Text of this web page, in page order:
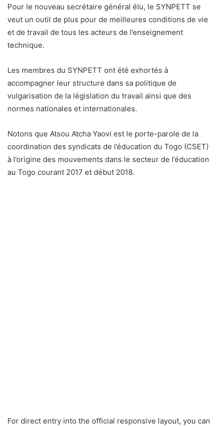
Pour le nouveau secrétaire général élu, le SYNPETT se
veut un outil de plus pour de meilleures conditions de vie
et de travail de tous les acteurs de l’enseignement
technique.
Les membres du SYNPETT ont été exhortés à
accompagner leur structure dans sa politique de
vulgarisation de la législation du travail ainsi que des
normes nationales et internationales.
Notons que Atsou Atcha Yaovi est le porte-parole de la
coordination des syndicats de l’éducation du Togo (CSET)
à l’origine des mouvements dans le secteur de l’éducation
au Togo courant 2017 et début 2018.
For direct entry into the official responsive layout, you can